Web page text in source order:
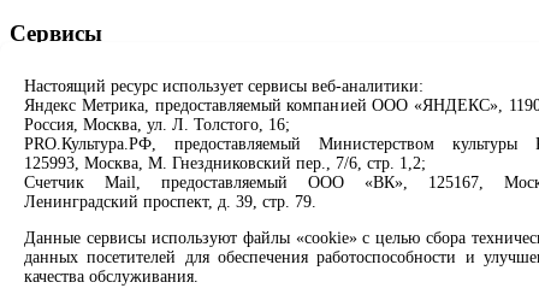
Сервисы
Продлить книгу
Спроси библиотекаря
Спроси краеведа
Оцените качество услуг
Направить обращение директору
Соцсети
Вконтакте
Одноклассники
Настоящий ресурс использует сервисы веб-аналитики:
Яндекс Метрика, предоставляемый компанией ООО «ЯНДЕКС»,
Россия, Москва, ул. Л. Толстого, 16;
PRO.Культура.РФ, предоставляемый Министерством культуры
125993, Москва, М. Гнездниковский пер., 7/6, стр. 1,2;
Счетчик Mail, предоставляемый ООО «ВК», 125167,
Ленинградский проспект, д. 39, стр. 79.
Данные сервисы используют файлы «cookie» с целью сбора
данных посетителей для обеспечения работоспособности и
качества обслуживания.